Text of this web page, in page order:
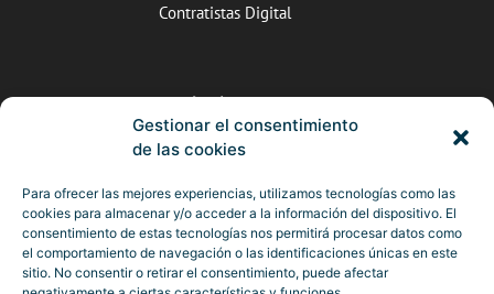
Gestionar el consentimiento
de las cookies
Para ofrecer las mejores experiencias, utilizamos tecnologías como las
cookies para almacenar y/o acceder a la información del dispositivo. El
consentimiento de estas tecnologías nos permitirá procesar datos como
el comportamiento de navegación o las identificaciones únicas en este
sitio. No consentir o retirar el consentimiento, puede afectar
Contratistas Digital
Dónde estamos
C/Valle de Arán nº5, Valladolid
camara@ccontratistascyl.es